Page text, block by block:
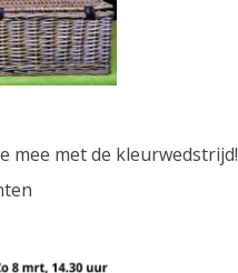
mee met de kleurwedstrijd!